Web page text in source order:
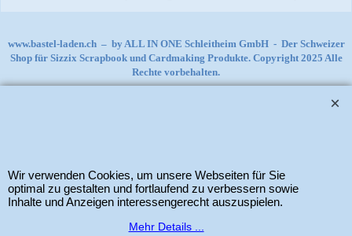
www.bastel-laden.ch –by ALL IN ONE Schleitheim GmbH - Der Schweizer
Shop für Sizzix Scrapbook und Cardmaking Produkte. Copyright 2025 Alle
Rechte vorbehalten.
Wir verwenden Cookies, um unsere Webseiten für Sie
optimal zu gestalten und fortlaufend zu verbessern sowie
Inhalte und Anzeigen interessengerecht auszuspielen.
Mehr Details ...